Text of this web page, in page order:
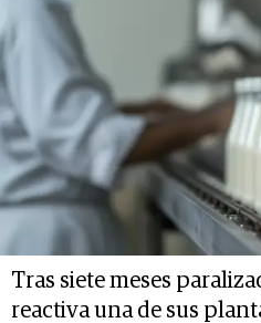
Tras siete meses
reactiva una de sus